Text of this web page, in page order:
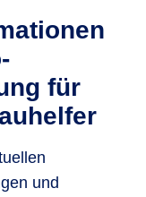
für
und